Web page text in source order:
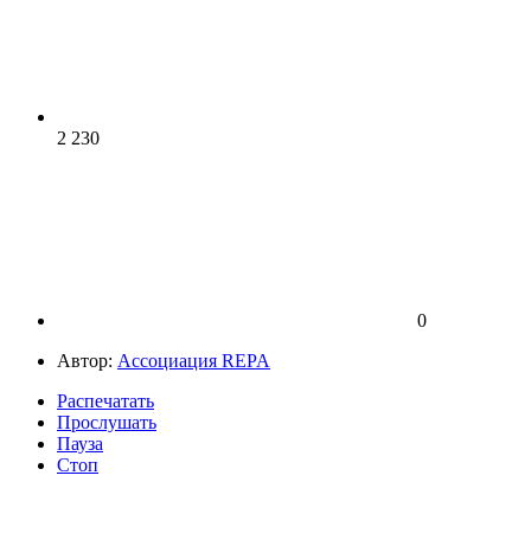
2 230
0
Автор: Ассоциация REPA
Распечатать
Прослушать
Пауза
Стоп